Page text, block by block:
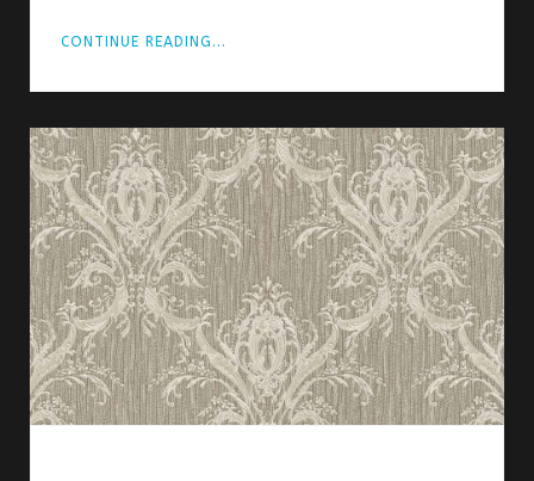
CONTINUE READING...